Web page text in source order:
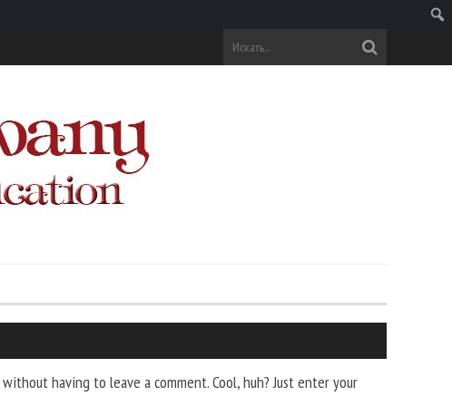
without having to leave a comment. Cool, huh? Just enter your